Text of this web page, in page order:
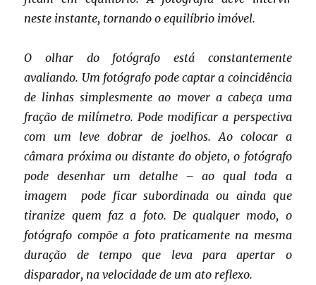
neste instante, tornando o equilíbrio imóvel.
O olhar do fotógrafo está constantemente
avaliando. Um fotógrafo pode captar a coincidência
de linhas simplesmente ao mover a cabeça uma
fração de milímetro. Pode modificar a perspectiva
com um leve dobrar de joelhos. Ao colocar a
câmara próxima ou distante do objeto, o fotógrafo
pode desenhar um detalhe – ao qual toda a
imagem pode ficar subordinada ou ainda que
tiranize quem faz a foto. De qualquer modo, o
fotógrafo compõe a foto praticamente na mesma
duração de tempo que leva para apertar o
disparador, na velocidade de um ato reflexo.